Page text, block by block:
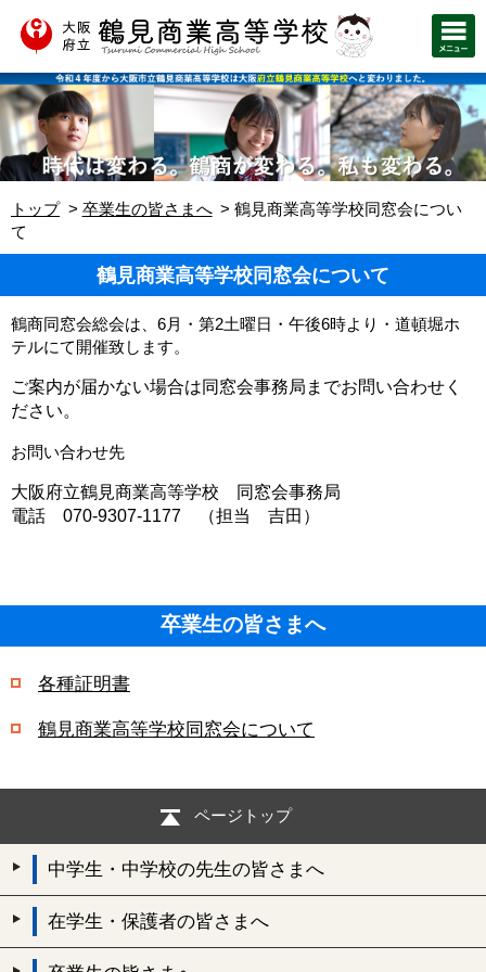
トップ 卒業生の皆さまへ
鶴見商業高等学校同窓会につい
て
鶴見商業高等学校同窓会について
鶴商同窓会総会は、 6月・第2土曜日・午後6時より・道頓堀ホ
テルにて開催致します。
ご案内が届かない場合は同窓会事務局までお問い合わせく
ださい。
お問い合わせ先
大阪府立鶴見商業高等学校 同窓会事務局
電話 070-9307-1177 （担当 吉田）
卒業生の皆さまへ
各種証明書
鶴見商業高等学校同窓会について
ページトップ
中学生・中学校の先生の皆さまへ
在学生・保護者の皆さまへ